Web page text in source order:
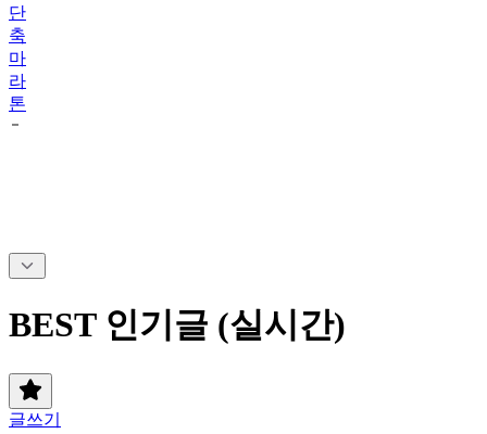
단
축
마
라
톤
BEST 인기글 (실시간)
글쓰기